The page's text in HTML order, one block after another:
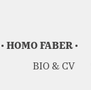
• HOMO FABER •
BIO & CV